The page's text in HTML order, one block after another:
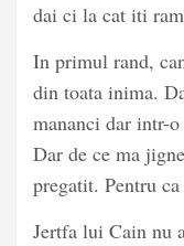
dai ci la cat iti
In primul rand,
din toata inima.
mananci dar intr-
Dar de ce ma
pregatit. Pentru
Jertfa lui Cain nu